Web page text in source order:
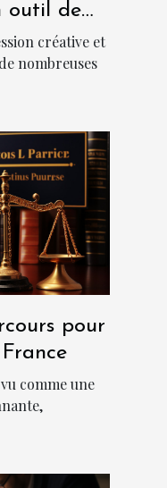
outil de
créative et
nombreuses
pour
comme une